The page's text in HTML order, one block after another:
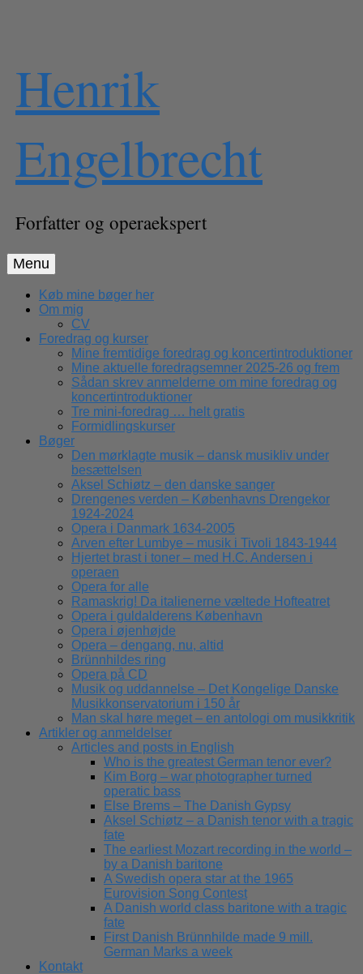
content
Henrik
Engelbrecht
Forfatter og operaekspert
Menu
Køb mine bøger her
Om mig
CV
Foredrag og kurser
Mine fremtidige foredrag og koncertintroduktioner
Mine aktuelle foredragsemner 2025-26 og frem
Sådan skrev anmelderne om mine foredrag og
koncertintroduktioner
Tre mini-foredrag … helt gratis
Formidlingskurser
Bøger
Den mørklagte musik – dansk musikliv under
besættelsen
Aksel Schiøtz – den danske sanger
Drengenes verden – Københavns Drengekor
1924-2024
Opera i Danmark 1634-2005
Arven efter Lumbye – musik i Tivoli 1843-1944
Hjertet brast i toner – med H.C. Andersen i
operaen
Opera for alle
Ramaskrig! Da italienerne væltede Hofteatret
Opera i guldalderens København
Opera i øjenhøjde
Opera – dengang, nu, altid
Brünnhildes ring
Opera på CD
Musik og uddannelse – Det Kongelige Danske
Musikkonservatorium i 150 år
Man skal høre meget – en antologi om musikkritik
Artikler og anmeldelser
Articles and posts in English
Who is the greatest German tenor ever?
Kim Borg – war photographer turned
operatic bass
Else Brems – The Danish Gypsy
Aksel Schiøtz – a Danish tenor with a tragic
fate
The earliest Mozart recording in the world –
by a Danish baritone
A Swedish opera star at the 1965
Eurovision Song Contest
A Danish world class baritone with a tragic
fate
First Danish Brünnhilde made 9 mill.
German Marks a week
Kontakt